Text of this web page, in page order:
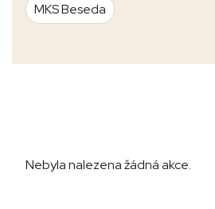
MKS Beseda
Nebyla nalezena žádná akce.